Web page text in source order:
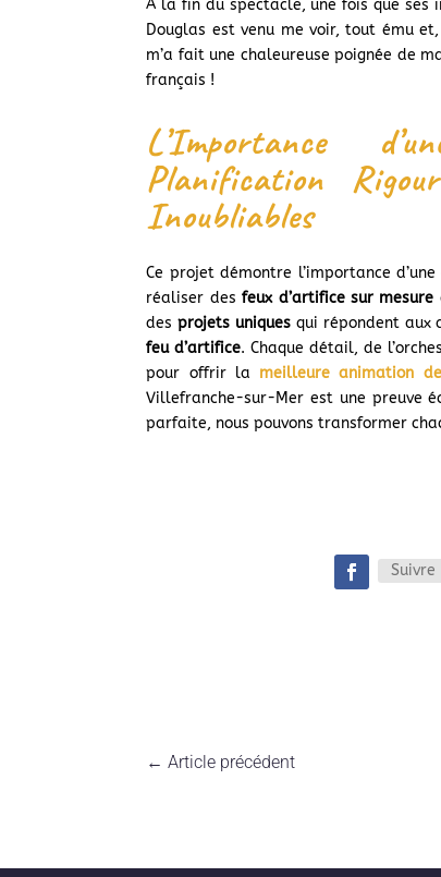
A la fin du spectacle, une fois que ses
Douglas est venu me voir, tout ému
m’a fait une chaleureuse poignée de
français !
L’Importance
Planification
Inoubliables
Ce projet démontre l’importance
réaliser desfeux d’artifice sur mesure
desprojets uniques qui répondent aux
feu d’artifice. Chaque détail, de
pour offrir la meilleure animation
Villefranche-sur-Mer est une preuve
parfaite, nous pouvons transformer
Suivre
←Article précédent